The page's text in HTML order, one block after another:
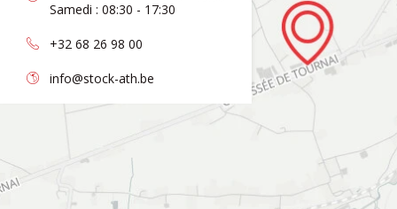
Samedi : 08:30 - 17:30
+32 68 26 98 00
info@stock-ath.be